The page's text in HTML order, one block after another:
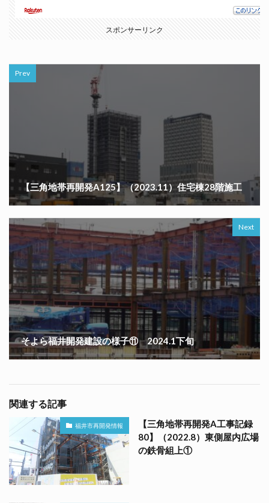
スポンサーリンク
Prev
【三角地帯再開発A125】（2023.11）住宅棟28階施工
Next
そよら福井開発建設の様子⑪ 2024.1下旬
関連する記事
福井市再開発情報
【三角地帯再開発A工事記録
80】（2022.8）東側屋内広場
の鉄骨組上①